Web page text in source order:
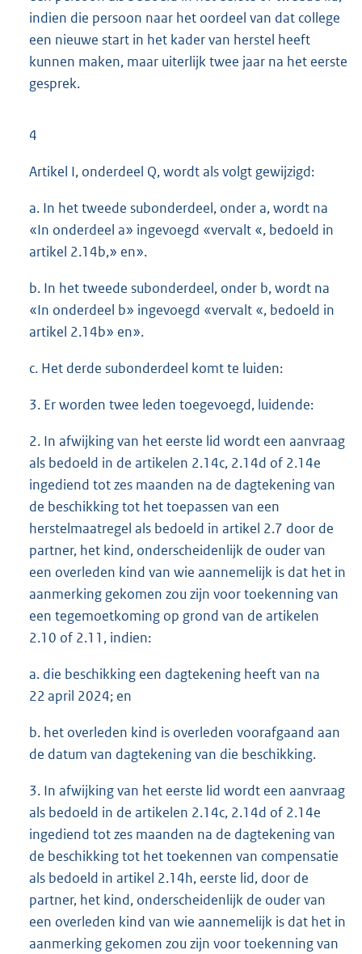
indien die persoon naar het oordeel van dat college
een nieuwe start in het kader van herstel heeft
kunnen maken, maar uiterlijk twee jaar na het eerste
gesprek.
4
Artikel I, onderdeel Q, wordt als volgt gewijzigd:
a. In het tweede subonderdeel, onder a, wordt na
«In onderdeel a» ingevoegd «vervalt «, bedoeld in
artikel 2.14b,» en».
b. In het tweede subonderdeel, onder b, wordt na
«In onderdeel b» ingevoegd «vervalt «, bedoeld in
artikel 2.14b» en».
c. Het derde subonderdeel komt te luiden:
3. Er worden twee leden toegevoegd, luidende:
2. In afwijking van het eerste lid wordt een aanvraag
als bedoeld in de artikelen 2.14c, 2.14d of 2.14e
ingediend tot zes maanden na de dagtekening van
de beschikking tot het toepassen van een
herstelmaatregel als bedoeld in artikel 2.7 door de
partner, het kind, onderscheidenlijk de ouder van
een overleden kind van wie aannemelijk is dat het in
aanmerking gekomen zou zijn voor toekenning van
een tegemoetkoming op grond van de artikelen
2.10 of 2.11, indien:
a. die beschikking een dagtekening heeft van na
22 april 2024; en
b. het overleden kind is overleden voorafgaand aan
de datum van dagtekening van die beschikking.
3. In afwijking van het eerste lid wordt een aanvraag
als bedoeld in de artikelen 2.14c, 2.14d of 2.14e
ingediend tot zes maanden na de dagtekening van
de beschikking tot het toekennen van compensatie
als bedoeld in artikel 2.14h, eerste lid, door de
partner, het kind, onderscheidenlijk de ouder van
een overleden kind van wie aannemelijk is dat het in
aanmerking gekomen zou zijn voor toekenning van